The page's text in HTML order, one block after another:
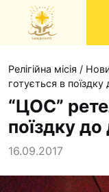
Релігійна місія /
готується в поїздку
“ЦОС”
поїздку до
16.09.2017